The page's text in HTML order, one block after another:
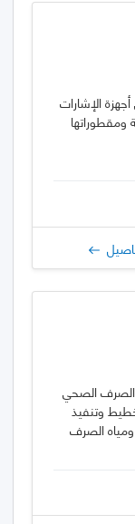
الإشارات
ومقطوراتها
الصرف الصحي
وتنفيذ
ومياه الصرف